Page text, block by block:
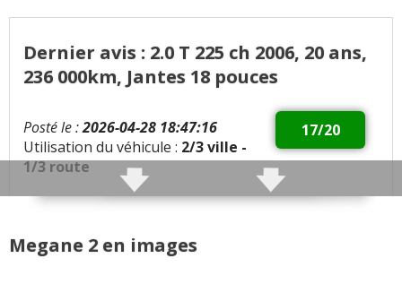
Dernier avis : 2.0 T 225 ch 2006, 20 ans,
236 000km, Jantes 18 pouces
17/20
Posté le :2026-04-28 18:47:16
Utilisation du véhicule : 2/3 ville -
1/3 route
Défauts :
Megane 2 en images